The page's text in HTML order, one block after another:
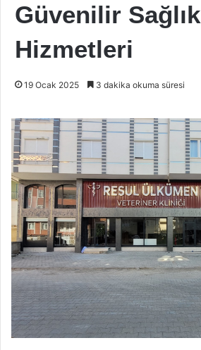
Güvenilir Sağlık
Hizmetleri
19 Ocak 2025 3 dakika okuma süresi